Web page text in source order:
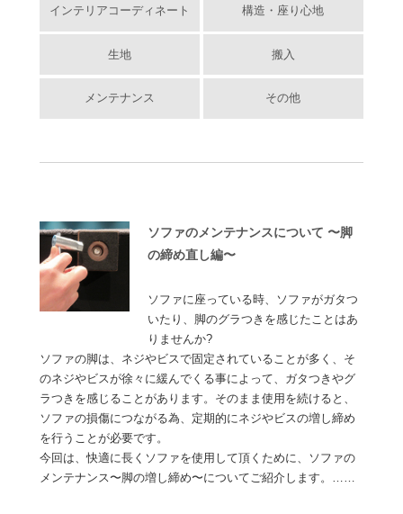
インテリアコーディネート 構造・座り心地
生地 搬入
メンテナンス その他
ソファのメンテナンスについて 〜脚
の締め直し編〜
ソファに座っている時、ソファがガタつ
いたり、脚のグラつきを感じたことはあ
りませんか?
ソファの脚は、ネジやビスで固定されていることが多く、そ
のネジやビスが徐々に緩んでくる事によって、ガタつきやグ
ラつきを感じることがあります。そのまま使用を続けると、
ソファの損傷につながる為、定期的にネジやビスの増し締め
を行うことが必要です。
今回は、快適に長くソファを使用して頂くために、ソファの
メンテナンス〜脚の増し締め〜についてご紹介します。……